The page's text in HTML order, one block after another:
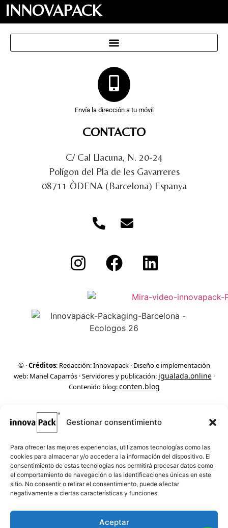
Gestionar consentimiento
Para ofrecer las mejores experiencias, utilizamos tecnologías como las
cookies para almacenar y/o acceder a la información del dispositivo. El
consentimiento de estas tecnologías nos permitirá procesar datos como
el comportamiento de navegación o las identificaciones únicas en este
sitio. No consentir o retirar el consentimiento, puede afectar
negativamente a ciertas características y funciones.
Aceptar
INNOVAPACK
Envía la dirección a tu móvil
CONTACTO
C/ Cal Llacuna, N. 20-24
Polígon del Pla de les Gavarreres
08711 ÒDENA (Barcelona) Espanya
© ·Créditos: Redacción: Innovapack · Diseño e implementación
web: Manel Caparrós · Servidores y publicación: igualada.online·
Contenido blog:conten.blog